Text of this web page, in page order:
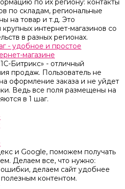
по их региону: контакты
по складам, региональные
на товар и т.д. Это
интернет-магазинов со
в разных регионах.
- удобное и простое
магазине
Битрикс» - отличный
продаж. Пользователь не
оформление заказа и не уйдет
Ведь все поля размещены на
в 1 шаг.
и Google, поможем получать
Делаем все, что нужно:
делаем сайт удобнее
контентом.